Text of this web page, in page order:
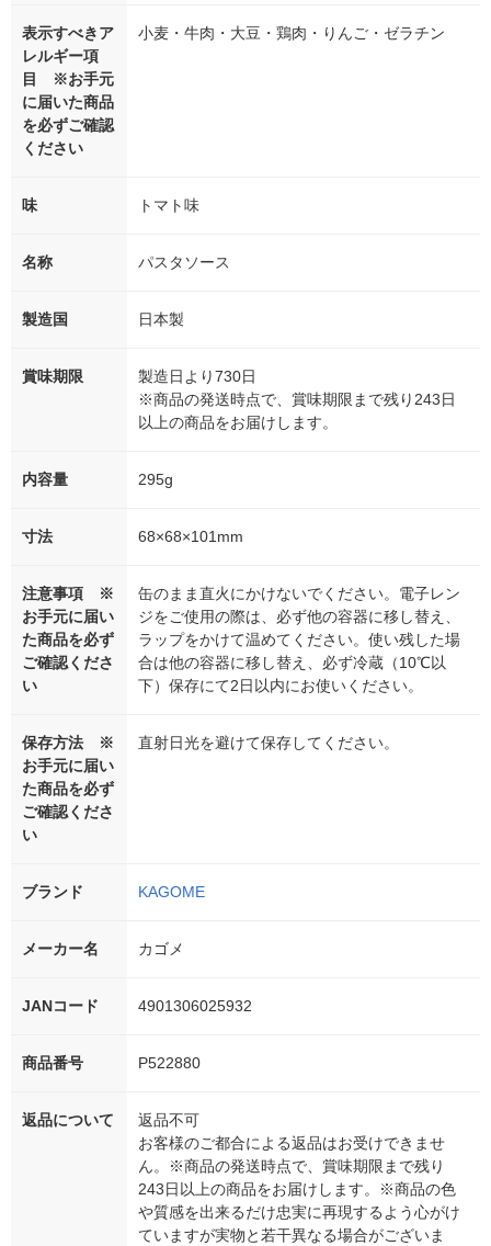
表示すべきア
レルギー項
目 ※お手元
に届いた商品
を必ずご確認
ください
小麦・牛肉・大豆・鶏肉・りんご・ゼラチン
味 トマト味
名称 パスタソース
製造国 日本製
賞味期限
製造日より730日
※商品の発送時点で、賞味期限まで残り243日
以上の商品をお届けします。
内容量 295g
寸法 68×68×101mm
注意事項 ※
お手元に届い
た商品を必ず
ご確認くださ
い
缶のまま直火にかけないでください。電子レン
ジをご使用の際は、必ず他の容器に移し替え、
ラップをかけて温めてください。使い残した場
合は他の容器に移し替え、必ず冷蔵（10℃以
下）保存にて2日以内にお使いください。
保存方法 ※
お手元に届い
た商品を必ず
ご確認くださ
い
直射日光を避けて保存してください。
ブランド KAGOME
メーカー名 カゴメ
JANコード 4901306025932
商品番号 P522880
返品について
返品不可
お客様のご都合による返品はお受けできませ
ん。※商品の発送時点で、賞味期限まで残り
243日以上の商品をお届けします。※商品の色
や質感を出来るだけ忠実に再現するよう心がけ
ていますが実物と若干異なる場合がございま